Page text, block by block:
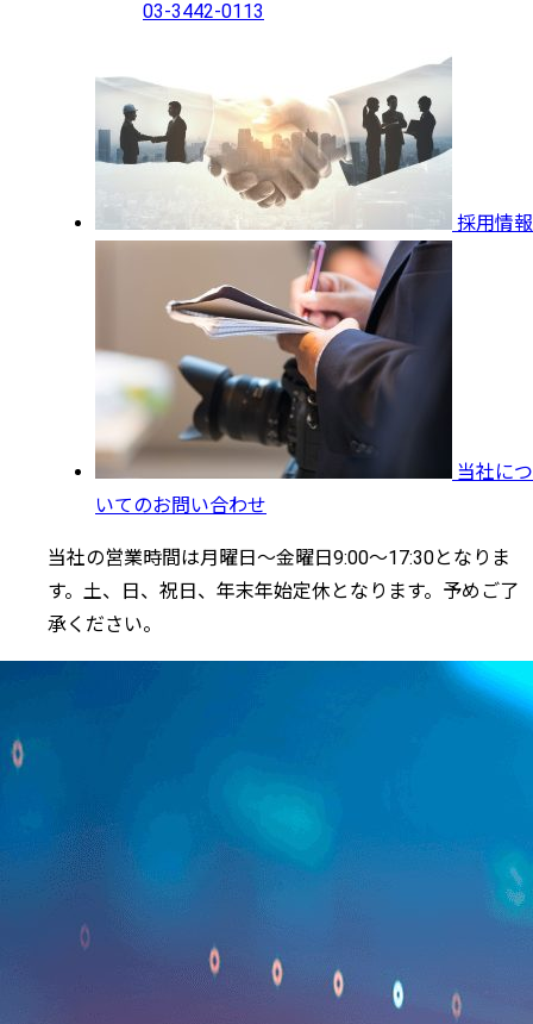
03-3442-0113
採用情報
当社につ
いてのお問い合わせ
当社の営業時間は月曜日～金曜日9:00～17:30となりま
す。土、日、祝日、年末年始定休となります。予めご了
承ください。